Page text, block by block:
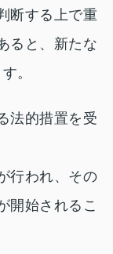
断する上で重
ると、新たな
。
法的措置を受
行われ、その
開始されるこ